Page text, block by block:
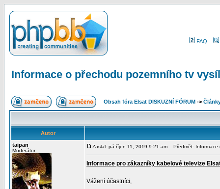
FAQ
Informace o přechodu pozemního tv
Obsah fóra Elsat DISKUZNÍ FÓRUM ->
Autor
taipan
Moderátor
Zaslal: pá říjen 11, 2019 9:21 am Předmět: Informace
Informace pro zákazníky kabelové televize
Vážení účastníci,